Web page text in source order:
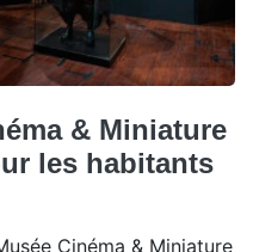
& Miniature
les habitants
Cinéma & Miniature